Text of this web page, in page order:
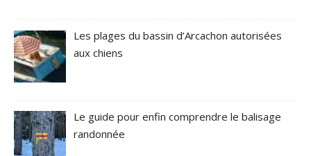
Les plages du bassin d’Arcachon autorisées
aux chiens
Le guide pour enfin comprendre le balisage
randonnée